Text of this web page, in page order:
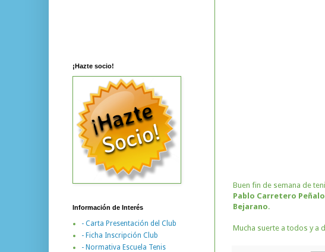
Buen fin de semana de
Pablo Carretero
Bejarano.
Mucha suerte a todos y a
¡Hazte socio!
Información de Interés
- Carta Presentación del Club
- Ficha Inscripción Club
- Normativa Escuela Tenis